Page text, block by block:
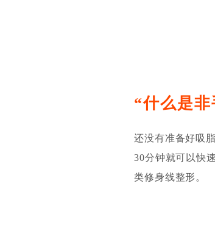
“什么是
还没有准备好吸
30分钟就可以快
类修身线整形。